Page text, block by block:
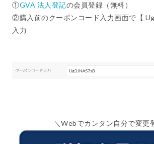
①GVA 法人登記の会員登録（無料）
②購入前のクーポンコード入力画面で【
入力
＼Webでカンタン自分で変更